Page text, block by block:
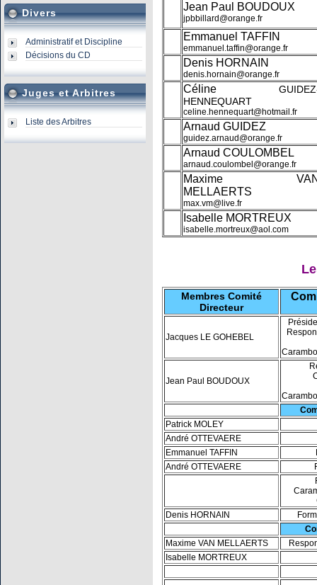
Divers
Administratif et Discipline
Décisions du CD
Juges et Arbitres
Liste des Arbitres
Jean Paul BOUDOUX
jpbbillard@orange.fr
Emmanuel TAFFIN
emmanuel.taffin@orange.fr
Denis HORNAIN
denis.hornain@orange.fr
Céline
HENNEQUART
celine.hennequart@hotmail.fr
Arnaud GUIDEZ
guidez.arnaud@orange.fr
Arnaud COULOMBEL
arnaud.coulombel@orange.fr
Maxime
MELLAERTS
max.vm@live.fr
Isabelle MORTREUX
isabelle.mortreux@aol.com
Membres Comité
Directeur
Jacques LE GOHEBEL
Jean Paul BOUDOUX
Patrick MOLEY
André OTTEVAERE
Emmanuel TAFFIN
André OTTEVAERE
Denis HORNAIN
Maxime VAN MELLAERTS
Isabelle MORTREUX